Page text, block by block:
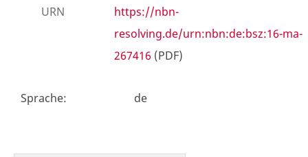
URN
https://nbn-
resolving.de/urn:nbn:de:bsz:16-ma-
267416 (PDF)
Sprache: de